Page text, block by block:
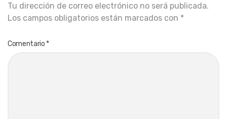
Tu dirección de correo electrónico no será publicada.
Los campos obligatorios están marcados con *
Comentario *